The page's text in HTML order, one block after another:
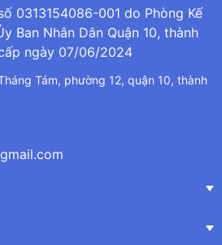
0313154086-001 do Phòng Kế
Ban Nhân Dân Quận 10, thành
ngày 07/06/2024
Tám, phường 12, quận 10, thành